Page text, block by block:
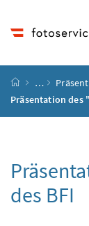
Startseite
…
Präsentation des
des BFI